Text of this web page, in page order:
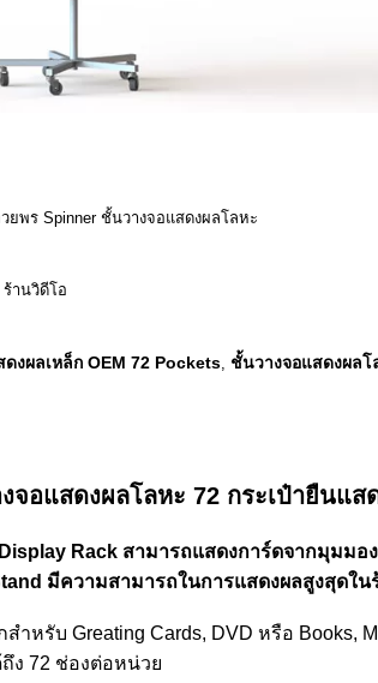
ยพร Spinner ชั้นวางจอแสดงผลโลหะ
านวิดีโอ
งผลเหล็ก OEM 72 Pockets, ชั้นวางจอแสดงผล
อแสดงผลโลหะ 72 กระเป๋ายืนแส
Rack สามารถแสดงการ์ดจากมุมมอ
มีความสามารถในการแสดงผลสูงสุดใ
หรับ Greating Cards, DVD หรือ Books,
ง 72 ช่องต่อหน่วย